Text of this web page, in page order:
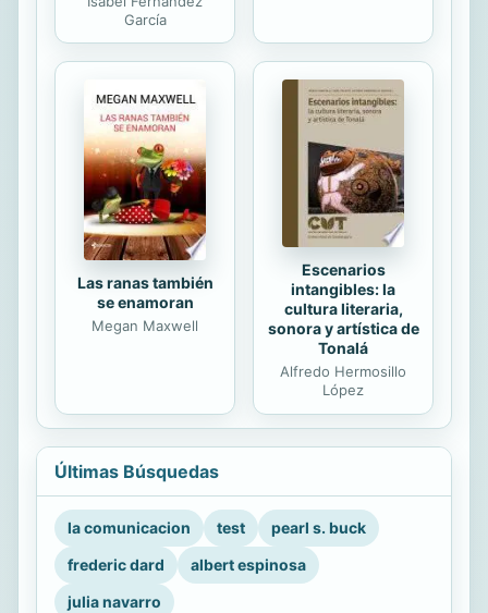
García
Las ranas también
se enamoran
Megan Maxwell
Escenarios
intangibles: la
cultura literaria,
sonora y artística de
Tonalá
Alfredo Hermosillo
López
Últimas Búsquedas
la comunicacion test
pearl s. buck
frederic dard
albert espinosa
julia navarro